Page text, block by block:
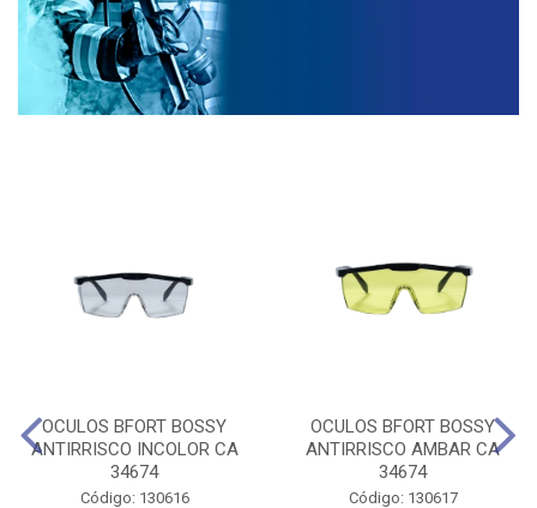
OCULOS BFORT BOSSY
ANTIRRISCO INCOLOR CA
34674
Código: 130616
OCULOS BFORT BOSSY
ANTIRRISCO AMBAR CA
34674
Código: 130617